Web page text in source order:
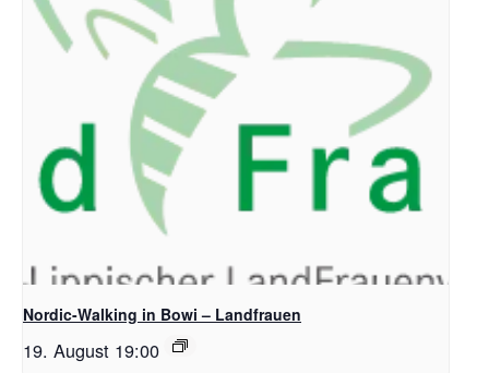
Nordic-Walking in Bowi – Landfrauen
19. August 19:00